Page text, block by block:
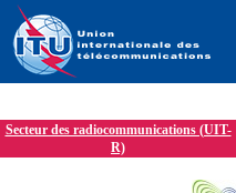
Secteur des radiocommunications (UIT-
R)